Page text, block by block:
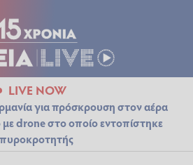
LIVE NOW
για πρόσκρουση στον αέρα
drone στο οποίο εντοπίστηκε
πυροκροτητής